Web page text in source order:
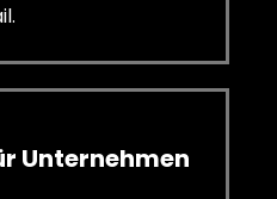
Unternehmen